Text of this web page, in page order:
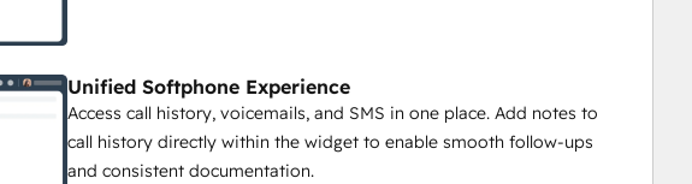
Unified Softphone Experience
Access call history, voicemails, and SMS in one place. Add notes to
call history directly within the widget to enable smooth follow-ups
and consistent documentation.